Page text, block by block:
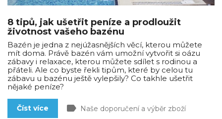
8 tipů, jak ušetřit peníze a prodloužit
životnost vašeho bazénu
Bazén je jedna z nejúžasnějších věcí, kterou můžete
mít doma. Právě bazén vám umožní vytvořit si oázu
zábavy i relaxace, kterou můžete sdílet s rodinou a
přáteli. Ale co byste řekli tipům, které by celou tu
zábavu u bazénu ještě vylepšily? Co takhle ušetřit
nějaké peníze?
Číst více label Naše doporučení a výběr zboží